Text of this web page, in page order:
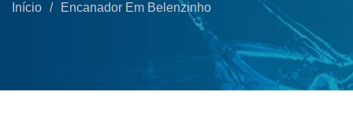
Início / Encanador Em Belenzinho